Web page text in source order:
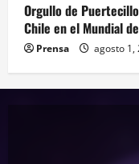
Orgullo de
Chile en el Mundial
Prensa agosto 1,